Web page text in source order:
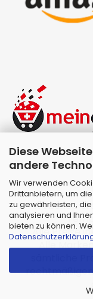
Diese
andere
Wir verwenden
Drittanbietern, um
zu gewährleisten,
analysieren und
bieten zu können.
Webshop
Alle Preise
Alle
sämtliche